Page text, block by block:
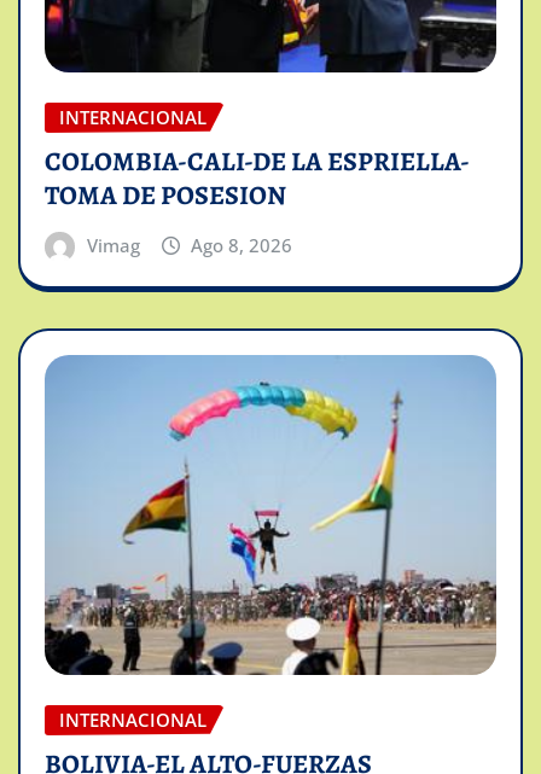
INTERNACIONAL
COLOMBIA-CALI-DE LA ESPRIELLA-
TOMA DE POSESION
Vimag Ago 8, 2026
INTERNACIONAL
BOLIVIA-EL ALTO-FUERZAS